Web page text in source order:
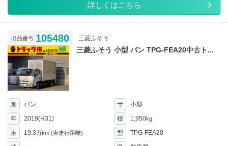
詳しくはこちら
出品番号 105480 三菱ふそう
三菱ふそう 小型 バン TPG-FEA20中古ト...
形 バン サ
小型
年
2019(H31) 積 1,950kg
走 19.3万km (実走行距離) 型
TPG-FEA20